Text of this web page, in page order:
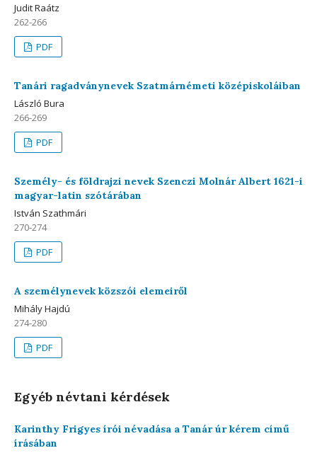
Judit Raátz
262-266
PDF
Tanári ragadványnevek Szatmárnémeti középiskoláiban
László Bura
266-269
PDF
Személy- és földrajzi nevek Szenczi Molnár Albert 1621-i
magyar-latin szótárában
István Szathmári
270-274
PDF
A személynevek közszói elemeiről
Mihály Hajdú
274-280
PDF
Egyéb névtani kérdések
Karinthy Frigyes írói névadása a Tanár úr kérem című
írásában